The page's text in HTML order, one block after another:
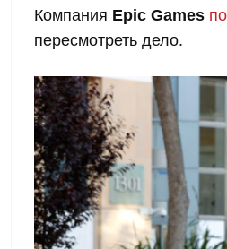
Компания Epic Games
пересмотреть дело.